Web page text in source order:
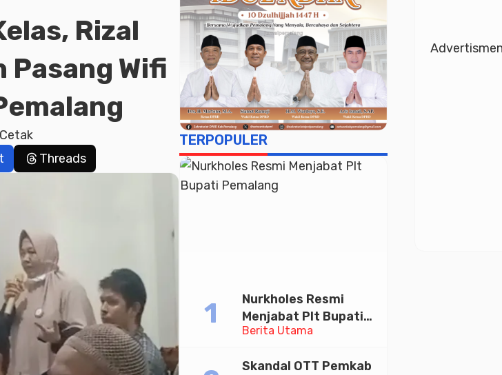
Rizal
Pasang Wifi
Cetak
Threads
TERPOPULER
Berita Utama
Nurkholes Resmi
Menjabat Plt Bupati
Pemalang
Skandal OTT Pemkab